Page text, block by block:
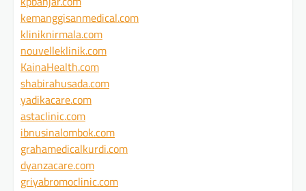
kemanggisanmedical.com
kliniknirmala.com
nouvelleklinik.com
KainaHealth.com
shabirahusada.com
yadikacare.com
astaclinic.com
ibnusinalombok.com
grahamedicalkurdi.com
dyanzacare.com
griyabromoclinic.com